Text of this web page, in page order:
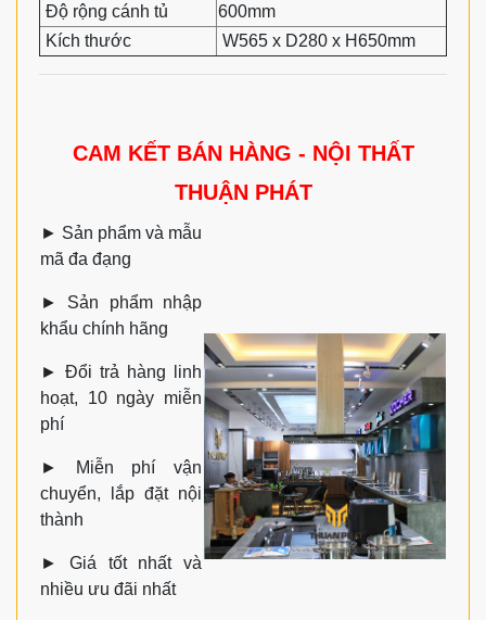
Độ rộng cánh tủ
600mm
Kích thước
W565 x D280 x H650mm
CAM KẾT BÁN HÀNG - NỘI THẤT
THUẬN PHÁT
► Sản phẩm và mẫu
mã đa đạng
► Sản phẩm nhập
khẩu chính hãng
► Đổi trả hàng linh
hoạt, 10 ngày miễn
phí
►
Miễn phí vận
chuyển, lắp đặt nội
thành
► Giá tốt nhất và
nhiều ưu đãi nhất